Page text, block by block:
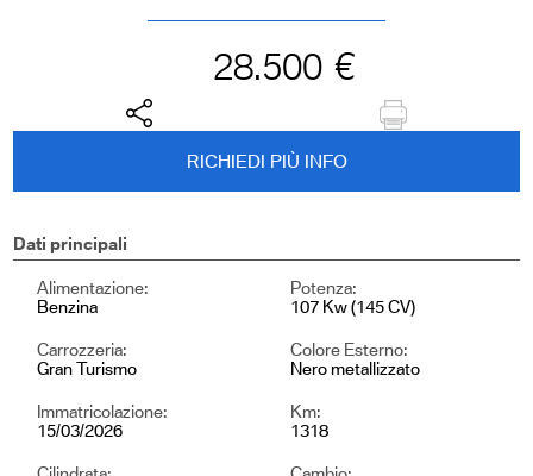
28.500 €
RICHIEDI PIÙ INFO
Dati principali
Alimentazione:
Benzina
Potenza:
107 Kw (145 CV)
Carrozzeria:
Gran Turismo
Colore Esterno:
Nero metallizzato
Immatricolazione:
15/03/2026
Km:
1318